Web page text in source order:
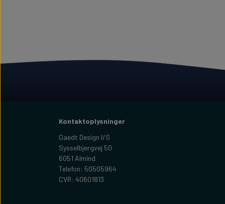
Kontaktoplysninger
Gaedt Design I/S
Sysselbjergvej 50
6051 Almind
Telefon: 50505964
CVR: 40601813